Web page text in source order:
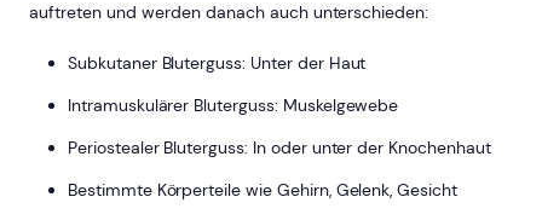
auftreten und werden danach auch unterschieden:
Subkutaner Bluterguss: Unter der Haut
Intramuskulärer Bluterguss: Muskelgewebe
Periostealer Bluterguss: In oder unter der Knochenhaut
Bestimmte Körperteile wie Gehirn, Gelenk, Gesicht